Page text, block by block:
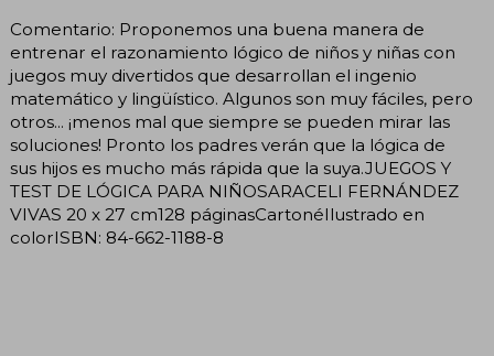
Comentario: Proponemos una buena manera de
entrenar el razonamiento lógico de niños y niñas con
juegos muy divertidos que desarrollan el ingenio
matemático y lingüístico. Algunos son muy fáciles, pero
otros... ¡menos mal que siempre se pueden mirar las
soluciones! Pronto los padres verán que la lógica de
sus hijos es mucho más rápida que la suya.JUEGOS Y
TEST DE LÓGICA PARA NIÑOSARACELI FERNÁNDEZ
VIVAS 20 x 27 cm128 páginasCartonéIlustrado en
colorISBN: 84-662-1188-8